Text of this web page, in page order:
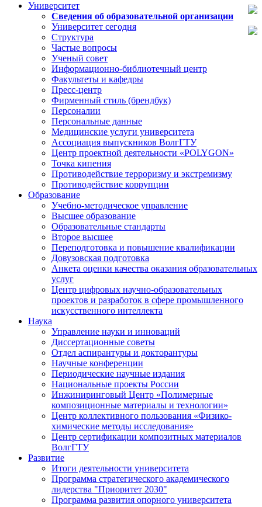
Университет
Сведения об образовательной организации
Университет сегодня
Структура
Частые вопросы
Ученый совет
Информационно-библиотечный центр
Факультеты и кафедры
Пресс-центр
Фирменный стиль (брендбук)
Персоналии
Персональные данные
Медицинские услуги университета
Ассоциация выпускников ВолгГТУ
Центр проектной деятельности «POLYGON»
Точка кипения
Противодействие терроризму и экстремизму
Противодействие коррупции
Образование
Учебно-методическое управление
Высшее образование
Образовательные стандарты
Второе высшее
Переподготовка и повышение квалификации
Довузовская подготовка
Анкета оценки качества оказания образовательных
услуг
Центр цифровых научно-образовательных
проектов и разработок в сфере промышленного
искусственного интеллекта
Наука
Управление науки и инноваций
Диссертационные советы
Отдел аспирантуры и докторантуры
Научные конференции
Периодические научные издания
Национальные проекты России
Инжиниринговый Центр «Полимерные
композиционные материалы и технологии»
Центр коллективного пользования «Физико-
химические методы исследования»
Центр сертификации композитных материалов
ВолгГТУ
Развитие
Итоги деятельности университета
Программа стратегического академического
лидерства "Приоритет 2030"
Программа развития опорного университета